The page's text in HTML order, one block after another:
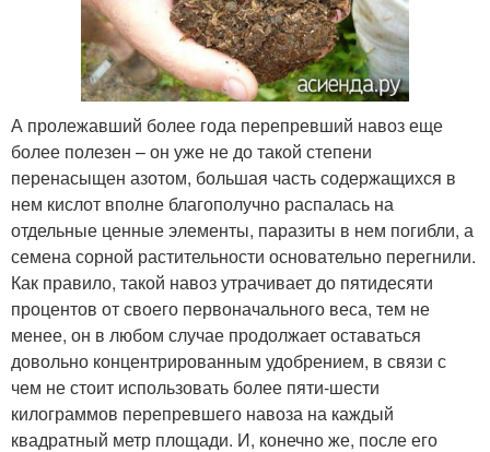
А пролежавший более года перепревший навоз еще
более полезен – он уже не до такой степени
перенасыщен азотом, большая часть содержащихся в
нем кислот вполне благополучно распалась на
отдельные ценные элементы, паразиты в нем погибли, а
семена сорной растительности основательно перегнили.
Как правило, такой навоз утрачивает до пятидесяти
процентов от своего первоначального веса, тем не
менее, он в любом случае продолжает оставаться
довольно концентрированным удобрением, в связи с
чем не стоит использовать более пяти-шести
килограммов перепревшего навоза на каждый
квадратный метр площади. И, конечно же, после его